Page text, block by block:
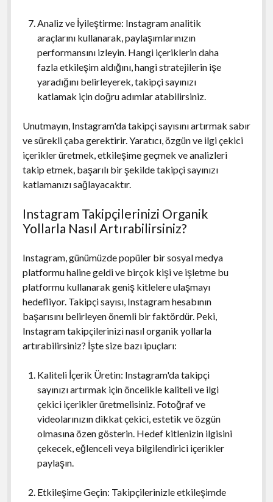
Analiz ve İyileştirme: Instagram analitik
araçlarını kullanarak, paylaşımlarınızın
performansını izleyin. Hangi içeriklerin daha
fazla etkileşim aldığını, hangi stratejilerin işe
yaradığını belirleyerek, takipçi sayınızı
katlamak için doğru adımlar atabilirsiniz.
Unutmayın, Instagram'da takipçi sayısını artırmak sabır
ve sürekli çaba gerektirir. Yaratıcı, özgün ve ilgi çekici
içerikler üretmek, etkileşime geçmek ve analizleri
takip etmek, başarılı bir şekilde takipçi sayınızı
katlamanızı sağlayacaktır.
Instagram Takipçilerinizi Organik
Yollarla Nasıl Artırabilirsiniz?
Instagram, günümüzde popüler bir sosyal medya
platformu haline geldi ve birçok kişi ve işletme bu
platformu kullanarak geniş kitlelere ulaşmayı
hedefliyor. Takipçi sayısı, Instagram hesabının
başarısını belirleyen önemli bir faktördür. Peki,
Instagram takipçilerinizi nasıl organik yollarla
artırabilirsiniz? İşte size bazı ipuçları:
Kaliteli İçerik Üretin: Instagram'da takipçi
sayınızı artırmak için öncelikle kaliteli ve ilgi
çekici içerikler üretmelisiniz. Fotoğraf ve
videolarınızın dikkat çekici, estetik ve özgün
olmasına özen gösterin. Hedef kitlenizin ilgisini
çekecek, eğlenceli veya bilgilendirici içerikler
paylaşın.
Etkileşime Geçin: Takipçilerinizle etkileşimde